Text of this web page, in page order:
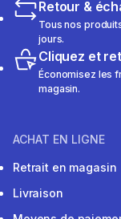
Retour &
Tous nos
jours.
Cliquez et
Économisez les
magasin.
ACHAT EN LIGNE
Retrait en magasin
Livraison